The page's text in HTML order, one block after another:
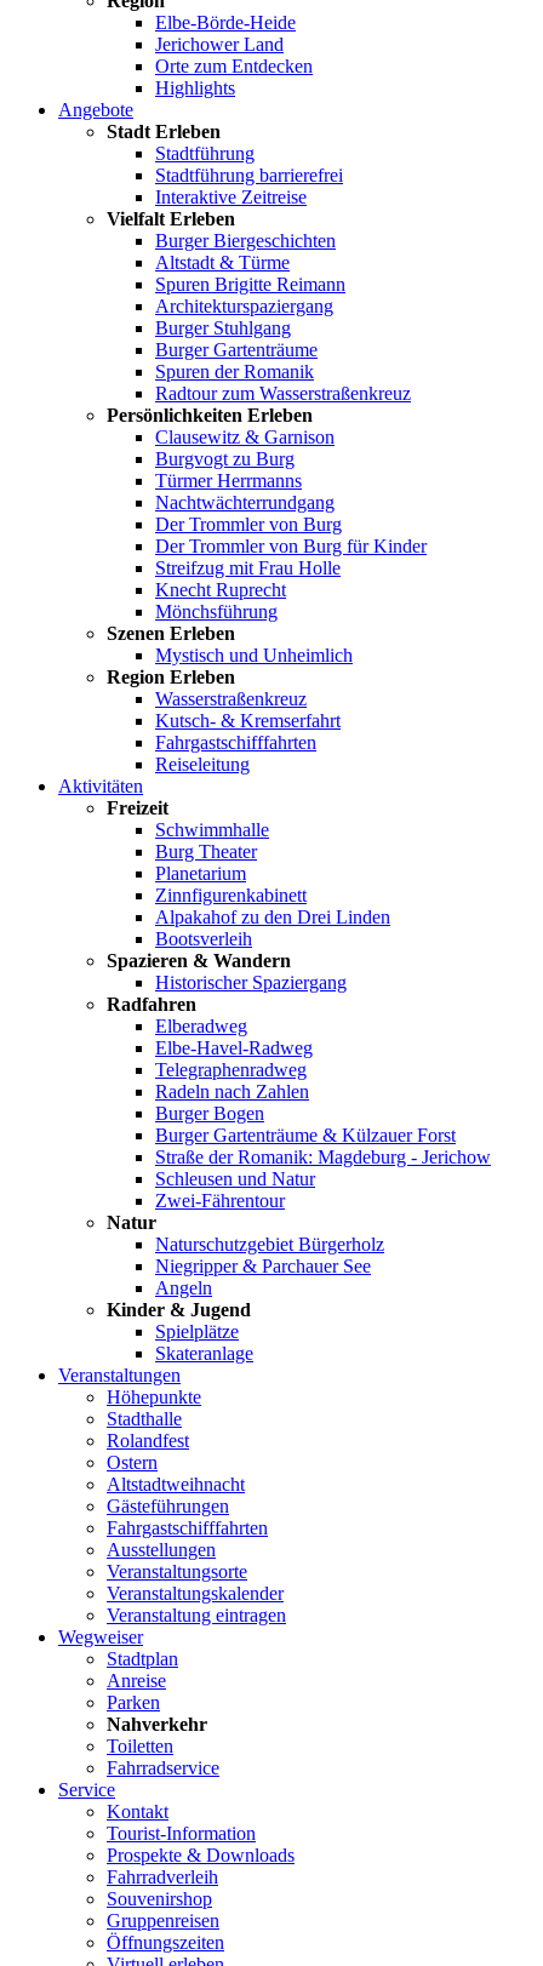
Elbe-Börde-Heide
Jerichower Land
Orte zum Entdecken
Highlights
Angebote
Stadt Erleben
Stadtführung
Stadtführung barrierefrei
Interaktive Zeitreise
Vielfalt Erleben
Burger Biergeschichten
Altstadt & Türme
Spuren Brigitte Reimann
Architekturspaziergang
Burger Stuhlgang
Burger Gartenträume
Spuren der Romanik
Radtour zum Wasserstraßenkreuz
Persönlichkeiten Erleben
Clausewitz & Garnison
Burgvogt zu Burg
Türmer Herrmanns
Nachtwächterrundgang
Der Trommler von Burg
Der Trommler von Burg für Kinder
Streifzug mit Frau Holle
Knecht Ruprecht
Mönchsführung
Szenen Erleben
Mystisch und Unheimlich
Region Erleben
Wasserstraßenkreuz
Kutsch- & Kremserfahrt
Fahrgastschifffahrten
Reiseleitung
Aktivitäten
Freizeit
Schwimmhalle
Burg Theater
Planetarium
Zinnfigurenkabinett
Alpakahof zu den Drei Linden
Bootsverleih
Spazieren & Wandern
Historischer Spaziergang
Radfahren
Elberadweg
Elbe-Havel-Radweg
Telegraphenradweg
Radeln nach Zahlen
Burger Bogen
Burger Gartenträume & Külzauer Forst
Straße der Romanik: Magdeburg - Jerichow
Schleusen und Natur
Zwei-Fährentour
Natur
Naturschutzgebiet Bürgerholz
Niegripper & Parchauer See
Angeln
Kinder & Jugend
Spielplätze
Skateranlage
Veranstaltungen
Höhepunkte
Stadthalle
Rolandfest
Ostern
Altstadtweihnacht
Gästeführungen
Fahrgastschifffahrten
Ausstellungen
Veranstaltungsorte
Veranstaltungskalender
Veranstaltung eintragen
Wegweiser
Stadtplan
Anreise
Parken
Nahverkehr
Toiletten
Fahrradservice
Service
Kontakt
Tourist-Information
Prospekte & Downloads
Fahrradverleih
Souvenirshop
Gruppenreisen
Öffnungszeiten